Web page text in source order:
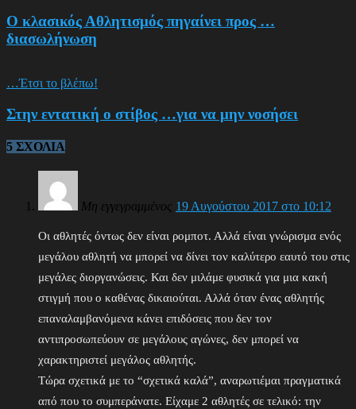
Ο κλασικός Αθλητισμός πηγαίνει προς …
διασωλήνωση
…Έτσι το βλέπω!
Στην εντατική ο στίβος …για να μην νοσήσει
5 ΣΧΟΛΙΑ
Μη εγγεγραμμένος 19 Αυγούστου 2017 στο 10:12
Οι αθλητές όντως δεν είναι ρομποτ. Αλλά είναι γνώρισμα ενός
μεγάλου αθλητή να μπορεί να δίνει τον καλύτερο εαυτό του στις
μεγάλες διοργανώσεις. Και δεν μιλάμε φυσικά για μια κακή
στιγμή που ο καθένας δικαιούται. Αλλά όταν ένας αθλητής
επαναλαμβανόμενα κάνει επιδόσεις που δεν τον
αντιπροσωπεύουν σε μεγάλους αγώνες, δεν μπορεί να
χαρακτηριστεί μεγάλος αθλητής.
Τώρα σχετικά με το “σχετικά καλά”, αναρωτιέμαι πραγματικά
από που το συμπεράνατε. Είχαμε 2 αθλητές σε τελικό: την